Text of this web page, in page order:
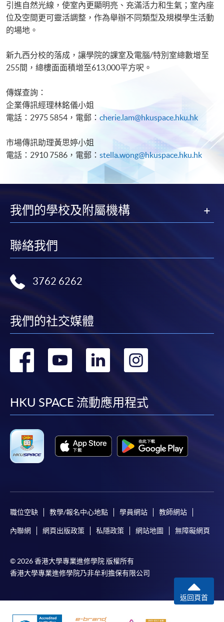
引進自然光線，使室內更顯明亮、充滿活力和生氣；室內座
位及空間更可靈活調整，作為舉辦不同類型及規模學生活動
的場地。
新九西分校的落成，讓學院的課室及電腦/特別室總數增至
255間，總樓面面積增至613,000平方呎。
傳媒查詢：
企業傳訊經理林銘儀小姐
電話：2975 5854，電郵： cherie.lam@hkuspace.hku.hk
市場傳訊助理黃思婷小姐
電話：2910 7586，電郵： stella.wong@hkuspace.hku.hk
我們的學校及附屬機構
聯絡我們
3762 6262
我們的社交媒體
轉
facebook
轉
youtube
轉
linkedin
HKU SPACE 流動應用程式
職位空缺 教學/報名中心地點 學員網站 教師網站
內聯網 網頁出版政策 私隱政策 網站地圖 無障礙網頁
© 2026 香港大學專業進修學院 版權所有
香港大學專業進修學院乃非牟利擔保有限公司
返回頁首